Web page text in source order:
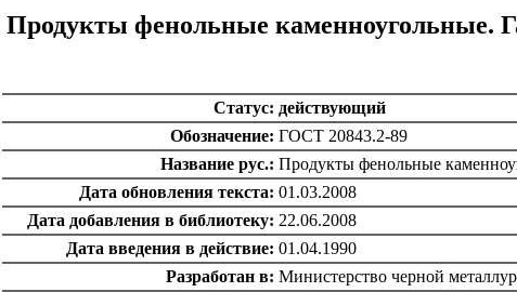
Продукты фенольные каменноугольные.
Статус: действующий
Обозначение: ГОСТ 20843.2-89
Название рус.: Продукты фенольные
Дата обновления текста: 01.03.2008
Дата добавления в библиотеку: 22.06.2008
Дата введения в действие: 01.04.1990
Разработан в: Министерство черной